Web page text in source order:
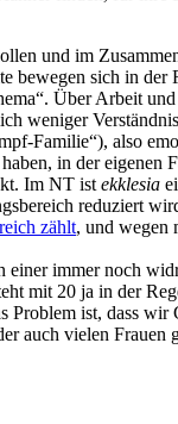
und im
bewegen sich in
Über Arbeit
weniger
Familie“), also
in der eigenen
Im NT ist ekklesia
reduziert
zählt, und wegen
immer noch
mit 20 ja in der
ist, dass
auch vielen Frauen